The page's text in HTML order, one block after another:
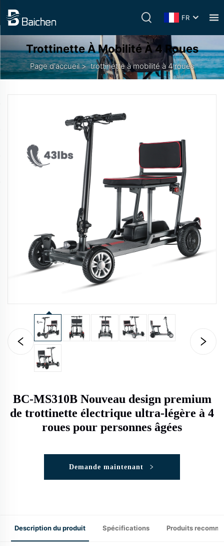
FR
Trottinette À Mobilité À 4 Roues
Page d'accueil>trottinette à mobilité à 4 roues
BC-MS310B Nouveau design premium
de trottinette électrique ultra-légère à 4
roues pour personnes âgées
Demande maintenant
Description du produit Spécifications Produits